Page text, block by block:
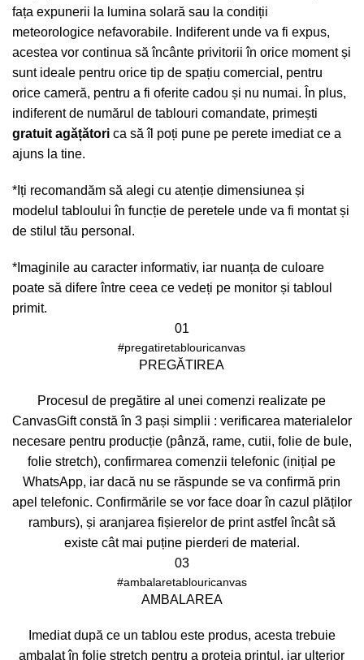
fața expunerii la lumina solară sau la condiții
meteorologice nefavorabile. Indiferent unde va fi expus,
acestea vor continua să încânte privitorii în orice moment și
sunt ideale pentru orice tip de spațiu comercial, pentru
orice cameră, pentru a fi oferite cadou și nu numai. În plus,
indiferent de numărul de tablouri comandate, primești
gratuit agățători ca să îl poți pune pe perete imediat ce a
ajuns la tine.
*Iți recomandăm să alegi cu atenție dimensiunea și
modelul tabloului în funcție de peretele unde va fi montat și
de stilul tău personal.
*Imaginile au caracter informativ, iar nuanța de culoare
poate să difere între ceea ce vedeți pe monitor și tabloul
primit.
01
#pregatiretablouricanvas
PREGĂTIREA
Procesul de pregătire al unei comenzi realizate pe
CanvasGift constă în 3 pași simplii : verificarea materialelor
necesare pentru producție (pânză, rame, cutii, folie de bule,
folie stretch), confirmarea comenzii telefonic (inițial pe
WhatsApp, iar dacă nu se răspunde se va confirmă prin
apel telefonic. Confirmările se vor face doar în cazul plăților
ramburs), și aranjarea fișierelor de print astfel încât să
existe cât mai puține pierderi de material.
03
#ambalaretablouricanvas
AMBALAREA
Imediat după ce un tablou este produs, acesta trebuie
ambalat în folie stretch pentru a proteja printul, iar ulterior